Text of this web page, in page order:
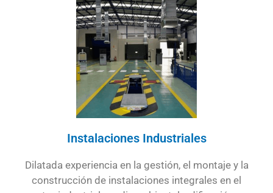
Instalaciones Industriales
Dilatada experiencia en la gestión, el montaje y la
construcción de instalaciones integrales en el